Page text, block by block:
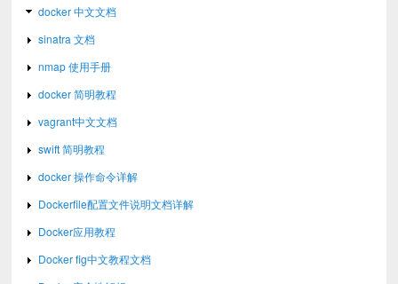
docker 中文文档
sinatra 文档
nmap 使用手册
docker 简明教程
vagrant中文文档
swift 简明教程
docker 操作命令详解
Dockerfile配置文件说明文档详解
Docker应用教程
Docker fig中文教程文档